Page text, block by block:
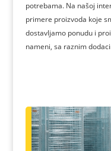
potrebama. Na našoj
primere proizvoda koje
dostavljamo ponudu i
nameni, sa raznim